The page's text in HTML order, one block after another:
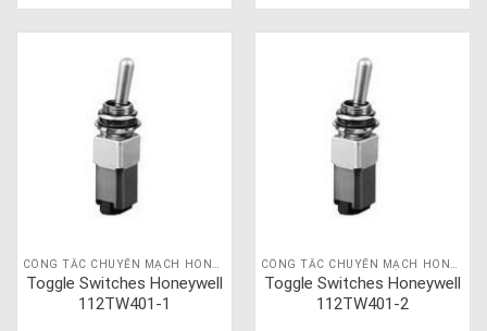
Toggle Switches Honeywell
112TW401-1
Toggle Switches Honeywell
112TW401-2